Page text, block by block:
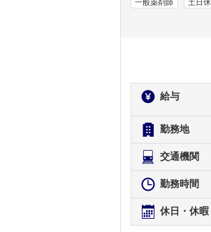
一般薬剤師 土日
給与
勤務地
交通機関
勤務時間
休日・休暇